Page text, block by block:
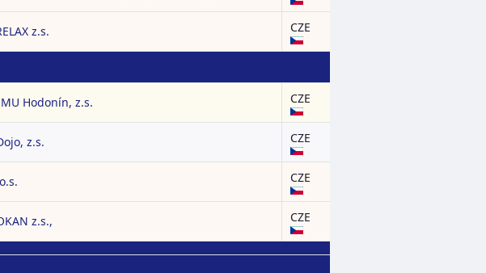
z.s. CZE
Hodonín, z.s. CZE
z.s. CZE
CZE
z.s., CZE